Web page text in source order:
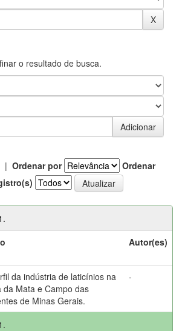
o resultado de busca.
| Ordenar por
Ordenar
Autor(es)
da indústria de laticínios na
da Mata e Campo das
de Minas Gerais.
-